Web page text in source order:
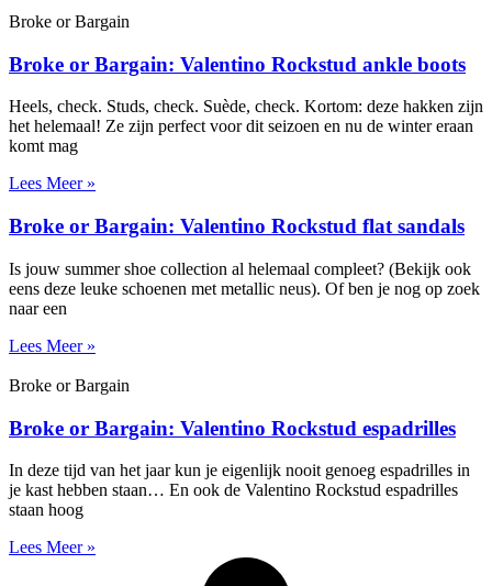
Broke or Bargain
Broke or Bargain: Valentino Rockstud ankle boots
Heels, check. Studs, check. Suède, check. Kortom: deze hakken zijn
het helemaal! Ze zijn perfect voor dit seizoen en nu de winter eraan
komt mag
Lees Meer »
Broke or Bargain: Valentino Rockstud flat sandals
Is jouw summer shoe collection al helemaal compleet? (Bekijk ook
eens deze leuke schoenen met metallic neus). Of ben je nog op zoek
naar een
Lees Meer »
Broke or Bargain
Broke or Bargain: Valentino Rockstud espadrilles
In deze tijd van het jaar kun je eigenlijk nooit genoeg espadrilles in
je kast hebben staan… En ook de Valentino Rockstud espadrilles
staan hoog
Lees Meer »